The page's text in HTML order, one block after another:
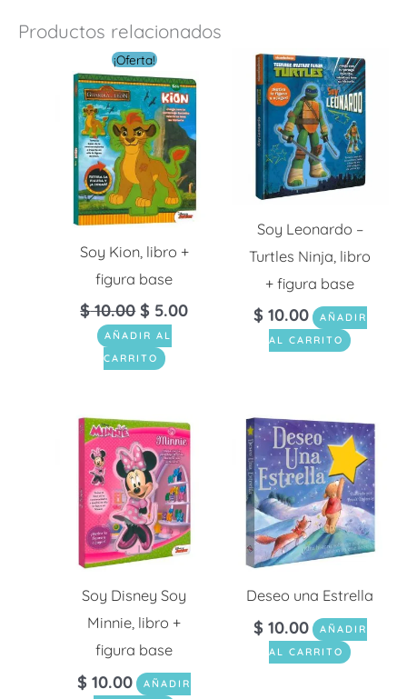
Productos relacionados
¡Oferta!
Soy Kion, libro +
figura base
$10.00
El
precio
original
era:
$ 10.00.
$ 5.00
precio
actual
es:
$ 5.00.
AÑADIR AL
CARRITO
Soy Leonardo –
Turtles Ninja, libro
+ figura base
$ 10.00
AÑADIR
AL CARRITO
Soy Disney Soy
Minnie, libro +
figura base
$ 10.00
AÑADIR
Deseo una Estrella
$ 10.00
AÑADIR
AL CARRITO